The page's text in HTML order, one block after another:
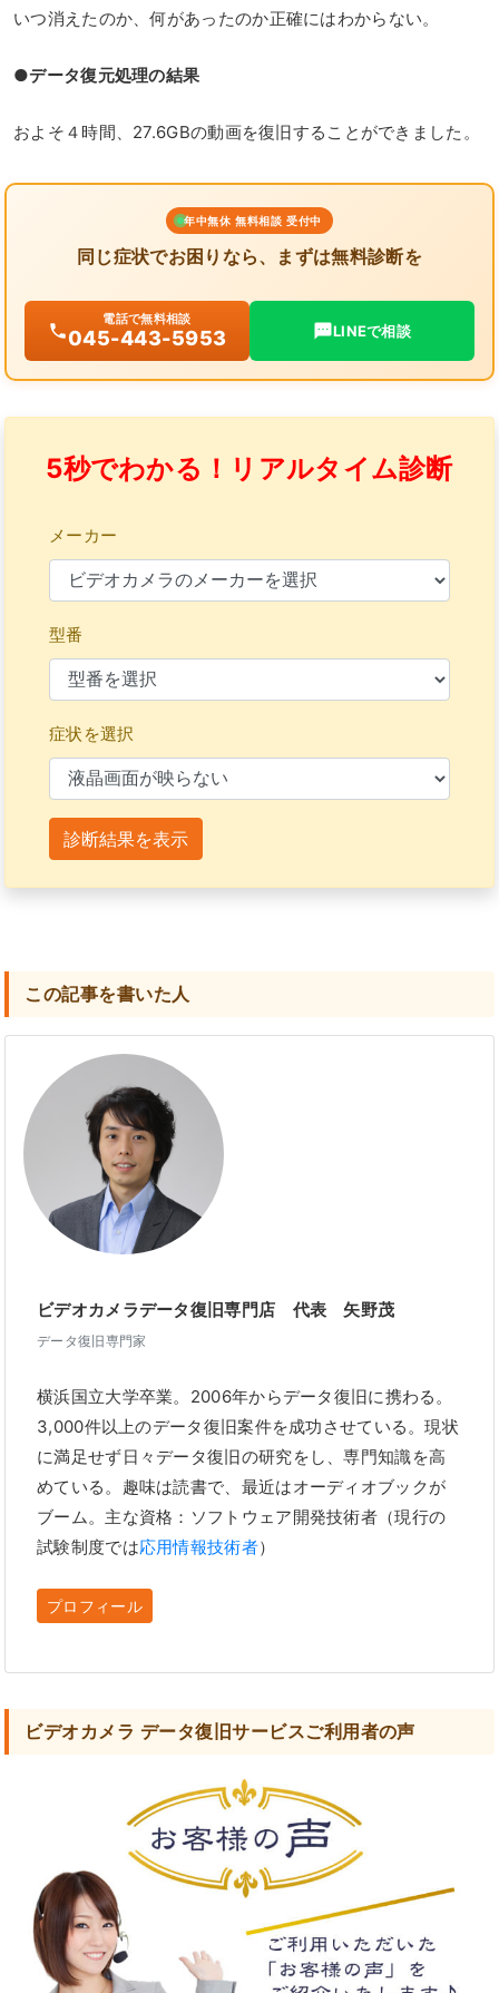
いつ消えたのか、何があったのか正確にはわからない。
●データ復元処理の結果
およそ４時間、27.6GBの動画を復旧することができました。
年中無休 無料相談 受付中
同じ症状でお困りなら、まずは無料診断を
電話で無料相談
045-443-5953 LINEで相談
5秒でわかる！リアルタイム診断
メーカー
型番
症状を選択
診断結果を表示
この記事を書いた人
ビデオカメラデータ復旧専門店 代表 矢野茂
データ復旧専門家
横浜国立大学卒業。2006年からデータ復旧に携わる。
3,000件以上のデータ復旧案件を成功させている。現状
に満足せず日々データ復旧の研究をし、専門知識を高
めている。趣味は読書で、最近はオーディオブックが
ブーム。主な資格：ソフトウェア開発技術者（現行の
試験制度では応用情報技術者）
プロフィール
ビデオカメラ データ復旧サービスご利用者の声